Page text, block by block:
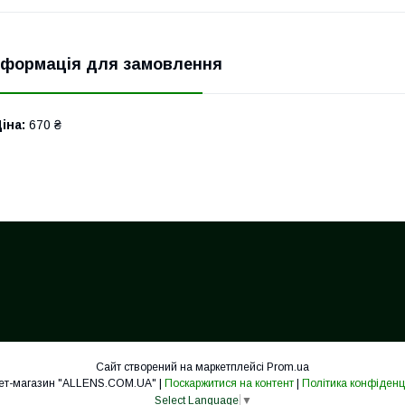
для замовлення
670 ₴
Сайт створений на маркетплейсі Prom.ua
Поскаржитися на контент
Політика
Select Language ▼